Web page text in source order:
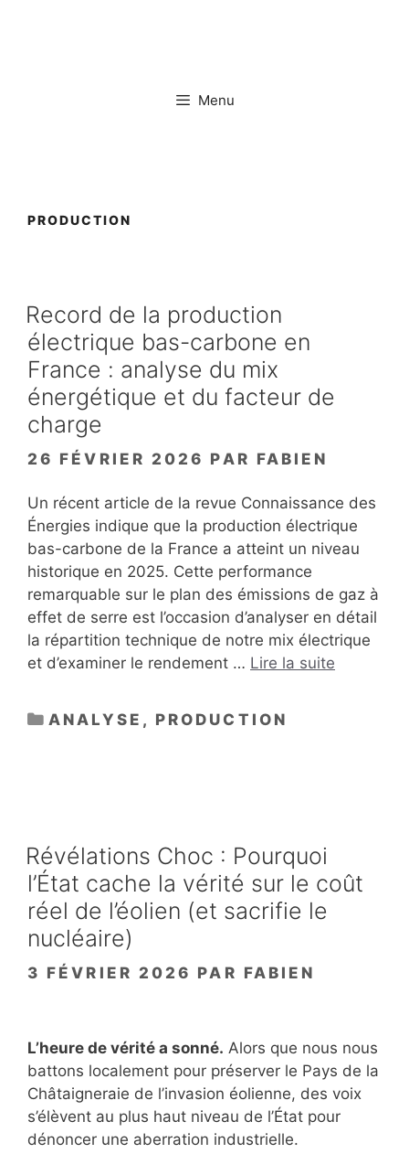
Menu
PRODUCTION
Record de la production
électrique bas-carbone en
France : analyse du mix
énergétique et du facteur de
charge
26 FÉVRIER 2026 PAR FABIEN
Un récent article de la revue Connaissance des
Énergies indique que la production électrique
bas-carbone de la France a atteint un niveau
historique en 2025. Cette performance
remarquable sur le plan des émissions de gaz à
effet de serre est l’occasion d’analyser en détail
la répartition technique de notre mix électrique
et d’examiner le rendement … Lire la suite
CATÉGORIES
ANALYSE , PRODUCTION
Révélations Choc : Pourquoi
l’État cache la vérité sur le coût
réel de l’éolien (et sacrifie le
nucléaire)
3 FÉVRIER 2026 PAR FABIEN
L’heure de vérité a sonné. Alors que nous nous
battons localement pour préserver le Pays de la
Châtaigneraie de l’invasion éolienne, des voix
s’élèvent au plus haut niveau de l’État pour
dénoncer une aberration industrielle.